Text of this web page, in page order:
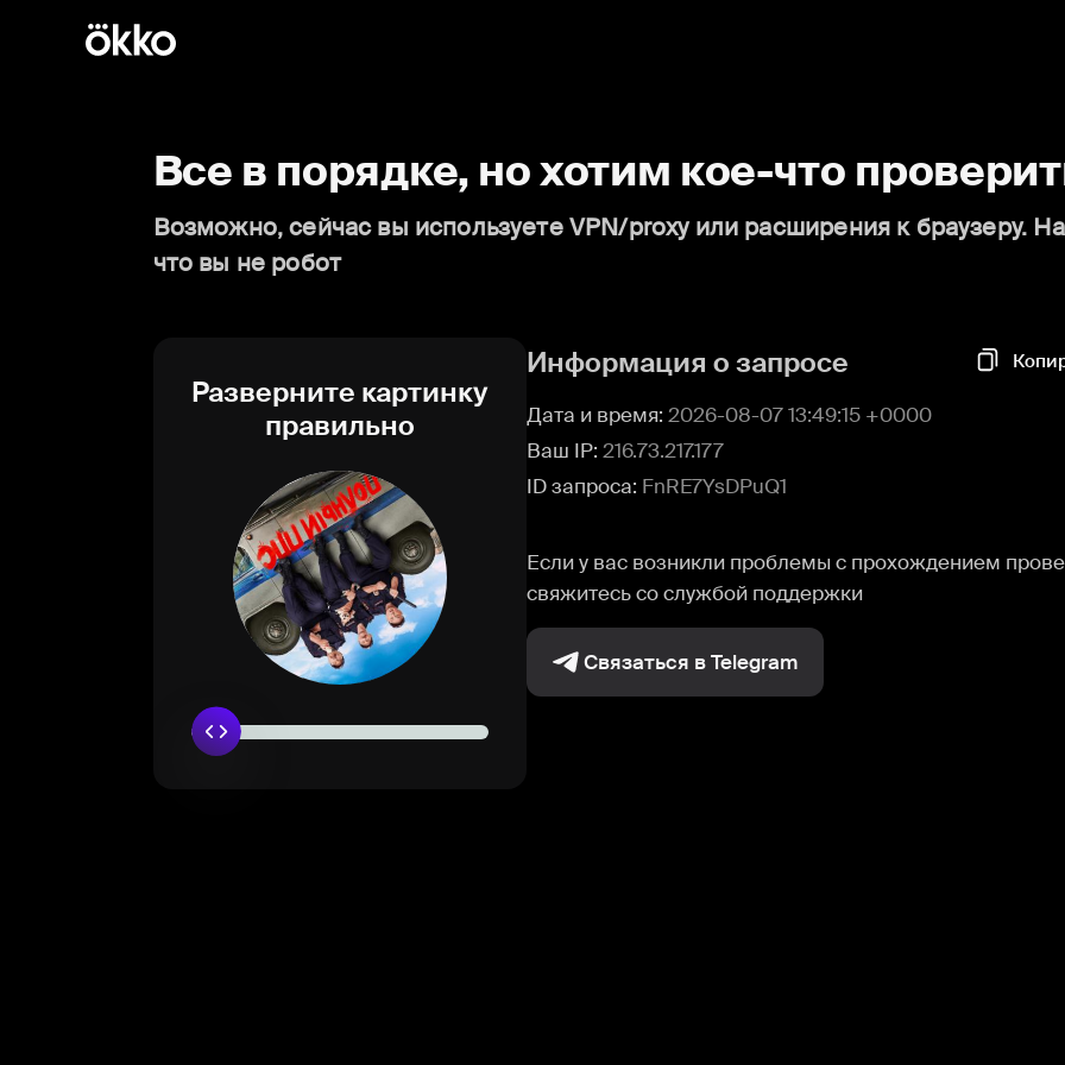
Все в порядке, но хотим кое-что
Возможно, сейчас вы используете VPN/proxy или расширения к браузеру.
что вы не робот
Разверните картинку
правильно
Информация о запросе
Дата и время: 2026-08-07 13:49:15 +0000
Ваш IP: 216.73.217.177
ID запроса: FnRE7YsDPuQ1
Если у вас возникли проблемы с прохождением
свяжитесь со службой поддержки
Связаться в Telegram